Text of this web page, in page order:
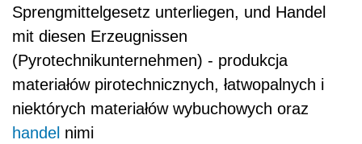
Sprengmittelgesetz unterliegen, und Handel
mit diesen Erzeugnissen
(Pyrotechnikunternehmen) - produkcja
materiałów pirotechnicznych, łatwopalnych i
niektórych materiałów wybuchowych oraz
handel nimi